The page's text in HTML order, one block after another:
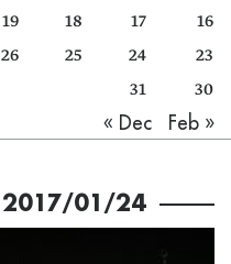
16
17
18
19
23
24
25
26
30
31
« Dec
Feb »
2017/01/24